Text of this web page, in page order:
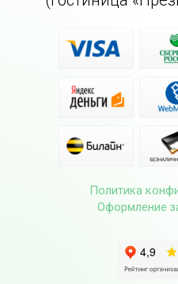
Политика
Оформление